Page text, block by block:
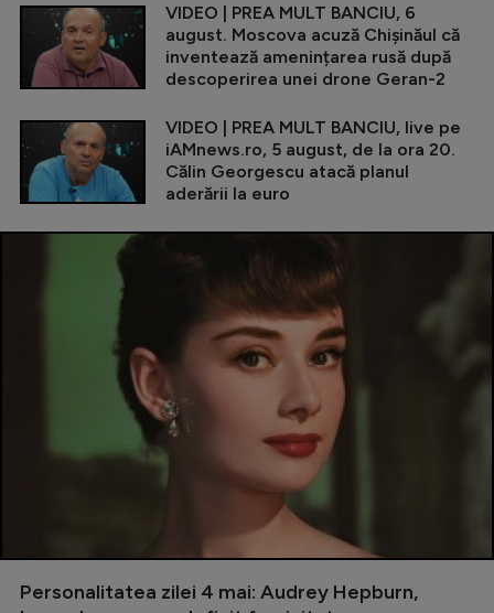
VIDEO | PREA MULT BANCIU, 6
august. Moscova acuză Chișinăul că
inventează amenințarea rusă după
descoperirea unei drone Geran-2
VIDEO | PREA MULT BANCIU, live pe
iAMnews.ro, 5 august, de la ora 20.
Călin Georgescu atacă planul
aderării la euro
Personalitatea zilei 4 mai: Audrey Hepburn,